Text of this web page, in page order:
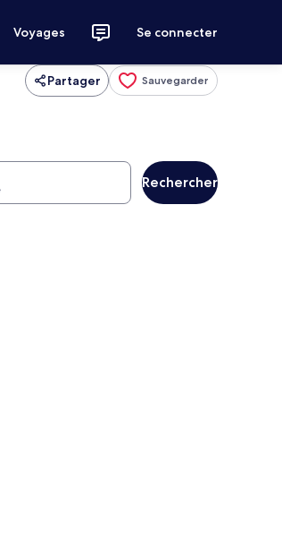
Voyages Se connecter
Partager Sauvegarder
Rechercher